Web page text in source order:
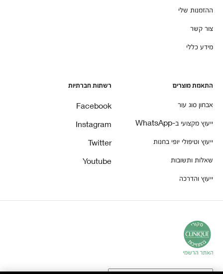
ההזמנות שלי
צור קשר
מידע כללי
התאמת מוצרים
אבחון סוג עור
ייעוץ מקצועי ב-WhatsApp
ייעוץ וטיפולי יופי בחנות
שאלות ותשובות
ייעוץ והדרכה
רשתות חברתיות
Facebook
Instagram
Twitter
Youtube